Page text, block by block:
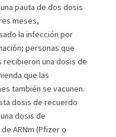
pauta de dos dosis
meses,
la infección por
personas que
una dosis de
que las
también se vacunen.
dosis de recuerdo
dosis de
ARNm (Pfizer o